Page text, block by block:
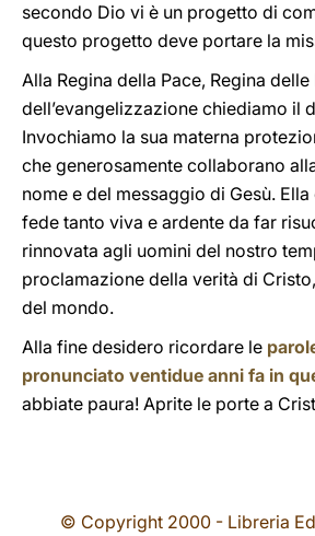
secondo Dio vi è un progetto di
questo progetto deve portare la
Alla Regina della Pace, Regina
dell’evangelizzazione chiediamo il
Invochiamo la sua materna
che generosamente collaborano
nome e del messaggio di Gesù.
fede tanto viva e ardente da far
rinnovata agli uomini del nostro
proclamazione della verità di
del mondo.
Alla fine desidero ricordare le
pronunciato ventidue anni fa in
abbiate paura! Aprite le porte a
© Copyright 2000 - Libreria